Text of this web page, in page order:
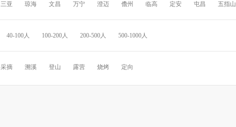
三亚 琼海 文昌 万宁 澄迈 儋州 临高 定安 屯昌 五指山
40-100人 100-200人 200-500人 500-1000人
采摘 溯溪 登山 露营 烧烤 定向